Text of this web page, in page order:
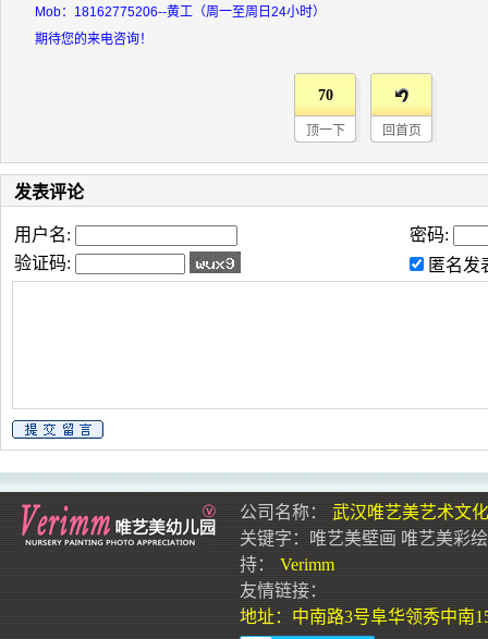
Mob：18162775206--黄工（周一至周日24小时）
期待您的来电咨询！
70
顶一下 回首页
发表评论
用户名:
密码:
验证码:
匿名发
公司名称：
武汉唯艺美艺术文
关键字：
唯艺美壁画 唯艺美彩
持：
Verimm
友情链接：
地址：中南路3号阜华领秀中南